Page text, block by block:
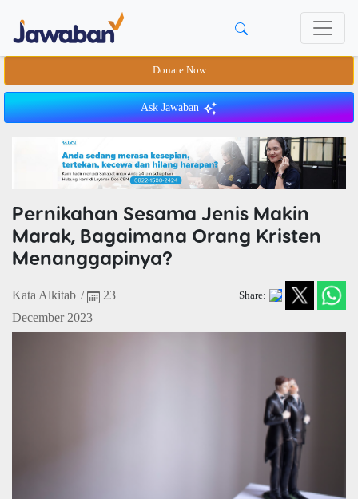
Donate Now
Ask Jawaban
Pernikahan Sesama Jenis Makin
Marak, Bagaimana Orang Kristen
Menanggapinya?
Kata Alkitab /
23
December 2023
Share: